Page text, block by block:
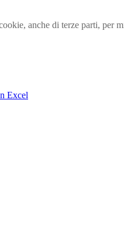
anche di terze parti, per
Excel